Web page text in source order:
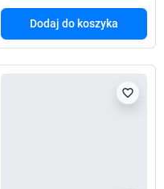
Dodaj do koszyka
favorite_border